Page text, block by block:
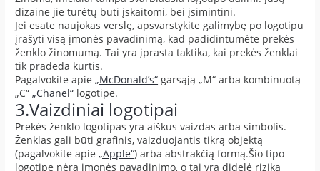
dizaine jie turėtų būti įskaitomi, bei įsimintini.
Jei esate naujokas verslę, apsvarstykite galimybę po logotipu
įrašyti visą įmonės pavadinimą, kad padidintumėte prekės
ženklo žinomumą. Tai yra įprasta taktika, kai prekės ženklai
tik pradeda kurtis.
Pagalvokite apie„McDonald’s“ garsąją „M“ arba kombinuotą
„C“„Chanel“ logotipe.
3.Vaizdiniai logotipai
Prekės ženklo logotipas yra aiškus vaizdas arba simbolis.
Ženklas gali būti grafinis, vaizduojantis tikrą objektą
(pagalvokite apie„Apple“) arba abstrakčią formą.Šio tipo
logotipe nėra įmonės pavadinimo, o tai yra didelė rizika